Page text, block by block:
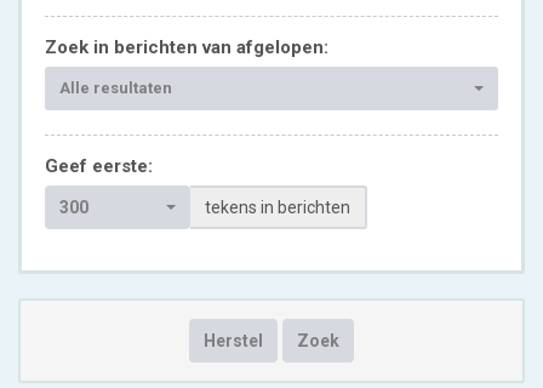
Zoek in berichten van afgelopen:
Alle resultaten
Geef eerste:
300 tekens in berichten
Herstel Zoek